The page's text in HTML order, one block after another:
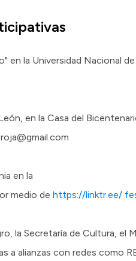
en la Universidad Nacional
en la Casa del
en la
medio de https://linktr.ee/
la Secretaría de Cultura, el
a alianzas con redes como